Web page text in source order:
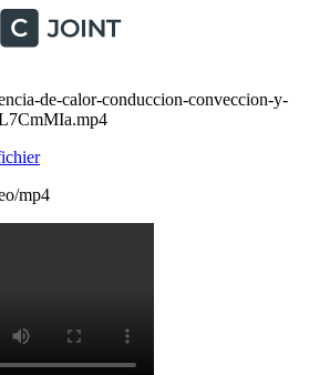
de-calor-conduccion-conveccion-y-
mp4